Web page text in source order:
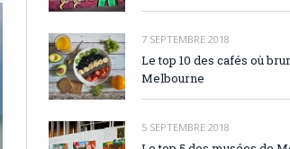
7 SEPTEMBRE 2018
Le top 10 des cafés où
Melbourne
5 SEPTEMBRE 2018